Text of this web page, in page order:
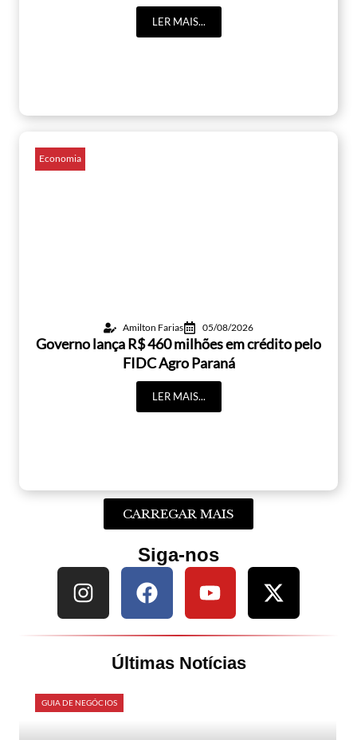
LER MAIS...
Economia
Amilton Farias 05/08/2026
Governo lança R$ 460 milhões em crédito pelo
FIDC Agro Paraná
LER MAIS...
CARREGAR MAIS
Siga-nos
Últimas Notícias
GUIA DE NEGÓCIOS